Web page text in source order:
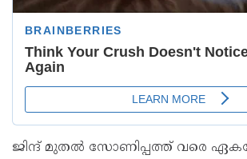
ജിന്ദ് മുതൽ സോണിപ്പത്ത് വരെ